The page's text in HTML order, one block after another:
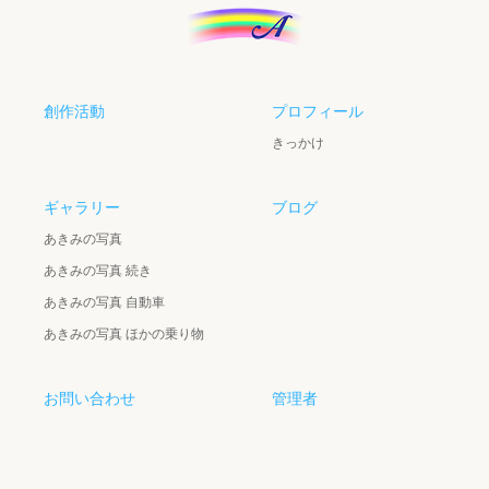
創作活動 プロフィール
きっかけ
ギャラリー
あきみの写真
あきみの写真 続き
あきみの写真 自動車
あきみの写真 ほかの乗り物
ブログ
お問い合わせ 管理者